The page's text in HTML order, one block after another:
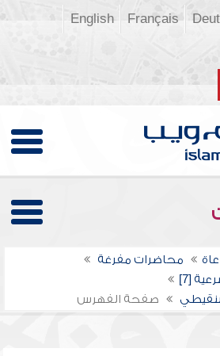
Français
English
محاضرات مفرغة
[7]
صفحة الفهرس